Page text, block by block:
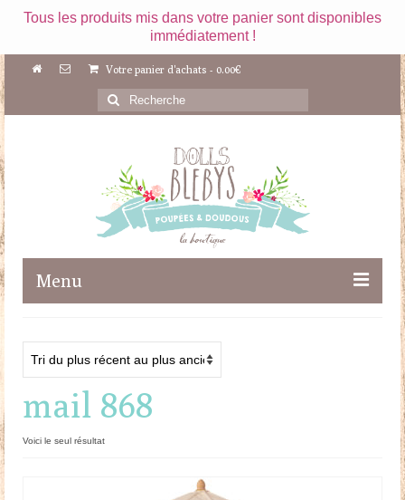
Tous les produits mis dans votre panier sont disponibles
immédiatement !
Votre panier d'achats - 0.00€
Rechercher
:
Menu
Maileg
Poupées
Doudous
Mobilier & Accessoires
mail 868
Voici le seul résultat